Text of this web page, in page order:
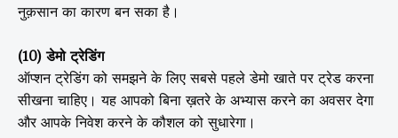
नुक़सान का कारण बन सका है।
(10) डेमो ट्रेडिंग
ऑप्शन ट्रेडिंग को समझने के लिए सबसे पहले डेमो खाते पर ट्रेड करना
सीखना चाहिए। यह आपको बिना ख़तरे के अभ्यास करने का अवसर देगा
और आपके निवेश करने के कौशल को सुधारेगा।